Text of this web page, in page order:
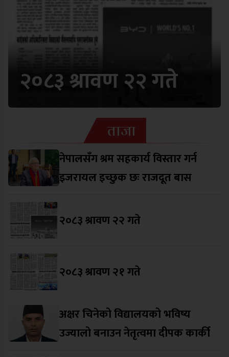
२०८३ श्रावण २२ गते
ताजा
नेपालसँग श्रम सहकार्य विस्तार गर्न
इजरायल इच्छुक छः राजदूत बास
२०८३ श्रावण २२ गते
२०८३ श्रावण २१ गते
अक्षर चिनेको विद्यालयको भविष्य
उज्यालो बनाउन नेतृत्वमा दीपक कार्की